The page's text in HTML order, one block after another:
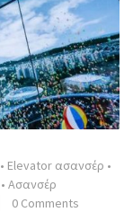
• Elevator ασανσέρ •
• Ασανσέρ
0 Comments